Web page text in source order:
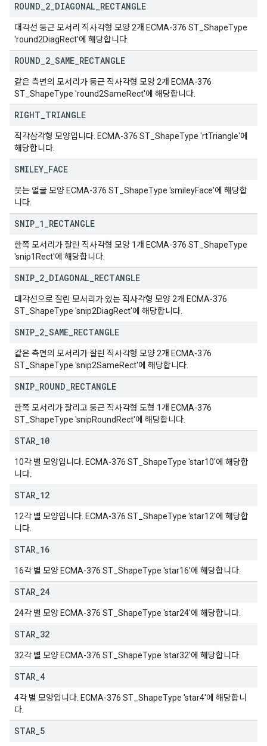
ROUND 2 DIAGONAL RECTANGLE
대각선 둥근 모서리 직사각형 모양 2개 ECMA-376 ST_ShapeType
'round2DiagRect'에 해당합니다.
ROUND 2 SAME RECTANGLE
같은 측면의 모서리가 둥근 직사각형 모양 2개 ECMA-376
ST_ShapeType 'round2SameRect'에 해당합니다.
RIGHT TRIANGLE
직각삼각형 모양입니다. ECMA-376 ST_ShapeType 'rtTriangle'에
해당합니다.
SMILEY FACE
웃는 얼굴 모양 ECMA-376 ST_ShapeType 'smileyFace'에 해당합
니다.
SNIP 1 RECTANGLE
한쪽 모서리가 잘린 직사각형 모양 1개 ECMA-376 ST_ShapeType
'snip1Rect'에 해당합니다.
SNIP 2 DIAGONAL RECTANGLE
대각선으로 잘린 모서리가 있는 직사각형 모양 2개 ECMA-376
ST_ShapeType 'snip2DiagRect'에 해당합니다.
SNIP 2 SAME RECTANGLE
같은 측면의 모서리가 잘린 직사각형 모양 2개 ECMA-376
ST_ShapeType 'snip2SameRect'에 해당합니다.
SNIP ROUND RECTANGLE
한쪽 모서리가 잘리고 둥근 직사각형 도형 1개 ECMA-376
ST_ShapeType 'snipRoundRect'에 해당합니다.
STAR 10
10각 별 모양입니다. ECMA-376 ST_ShapeType 'star10'에 해당합
니다.
STAR 12
12각 별 모양입니다. ECMA-376 ST_ShapeType 'star12'에 해당합
니다.
STAR 16
16각 별 모양 ECMA-376 ST_ShapeType 'star16'에 해당합니다.
STAR 24
24각 별 모양 ECMA-376 ST_ShapeType 'star24'에 해당합니다.
STAR 32
32각 별 모양 ECMA-376 ST_ShapeType 'star32'에 해당합니다.
STAR 4
4각 별 모양입니다. ECMA-376 ST_ShapeType 'star4'에 해당합니
다.
STAR 5